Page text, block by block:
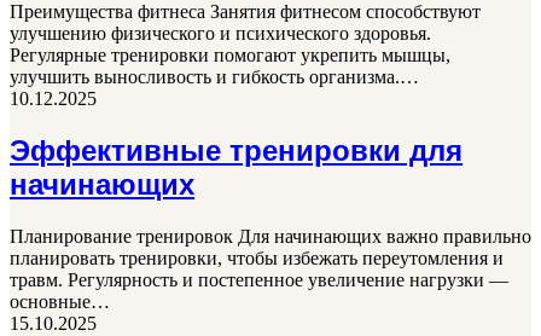
Преимущества фитнеса Занятия фитнесом способствуют
улучшению физического и психического здоровья.
Регулярные тренировки помогают укрепить мышцы,
улучшить выносливость и гибкость организма.…
10.12.2025
Эффективные тренировки для
начинающих
Планирование тренировок Для начинающих важно правильно
планировать тренировки, чтобы избежать переутомления и
травм. Регулярность и постепенное увеличение нагрузки —
основные…
15.10.2025